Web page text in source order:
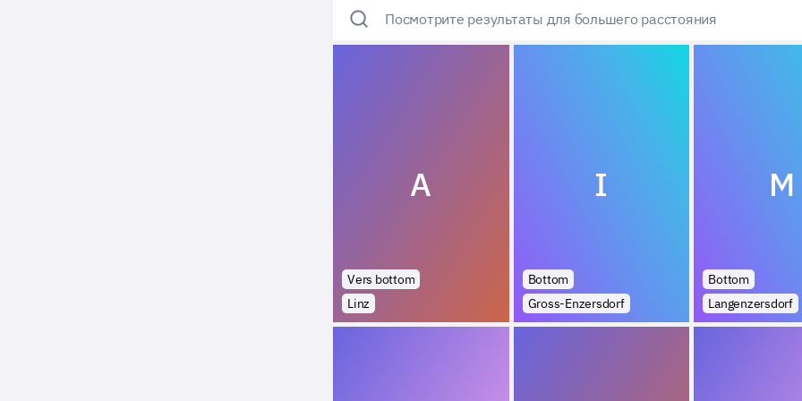
Посмотрите результаты для большего расстояния
A
Vers bottom
Linz
I
Bottom
Gross-Enzersdorf
M
Bottom
Langenzersdorf